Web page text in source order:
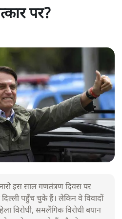
पर?
इस साल गणतंत्रण दिवस पर
पहुँच चुके हैं। लेकिन वे विवादों
विरोधी, समलैंगिक विरोधी बयान